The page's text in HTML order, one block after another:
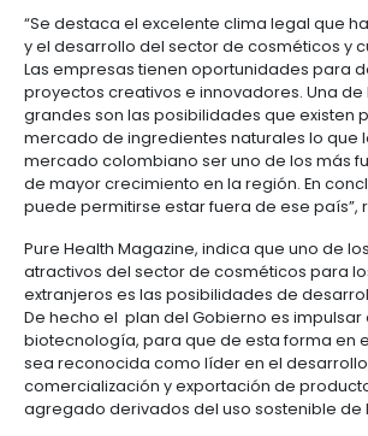
Data
centers
Outsourcing
de
servicios
-
BPO
Software
&
TI
Logística
Moda
y
textiles
6.
Propiedad
intelectual
7.
Impuestos,
aduanas
y
comercio
exterior
mercado.
El informe periodístico recalca en
multinacionales del sector que
en el país, como lo son Kimberly-
Procter & Gamble, Avon y
inversionistas extranjeros que
en Colombia están: la legislación
ser una plataforma exportadora,
calidad, los incentivos para la
régimen de zonas francas.
“Se destaca el excelente clima